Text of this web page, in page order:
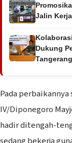
Jalin
Dukung
Tangerang
Pada perbaikannya
IV/Diponegoro
hadir ditengah-